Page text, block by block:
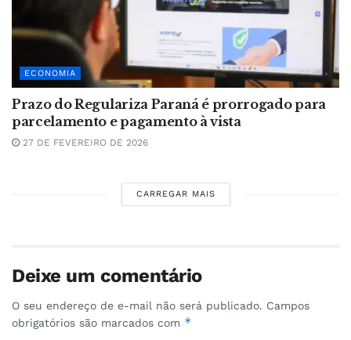
ECONOMIA
Prazo do Regulariza Paraná é prorrogado para
parcelamento e pagamento à vista
27 DE FEVEREIRO DE 2026
CARREGAR MAIS
Deixe um comentário
O seu endereço de e-mail não será publicado. Campos
obrigatórios são marcados com *